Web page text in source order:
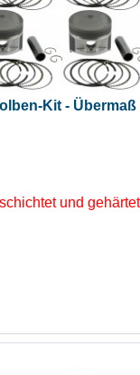
Kit - Übermaß
und